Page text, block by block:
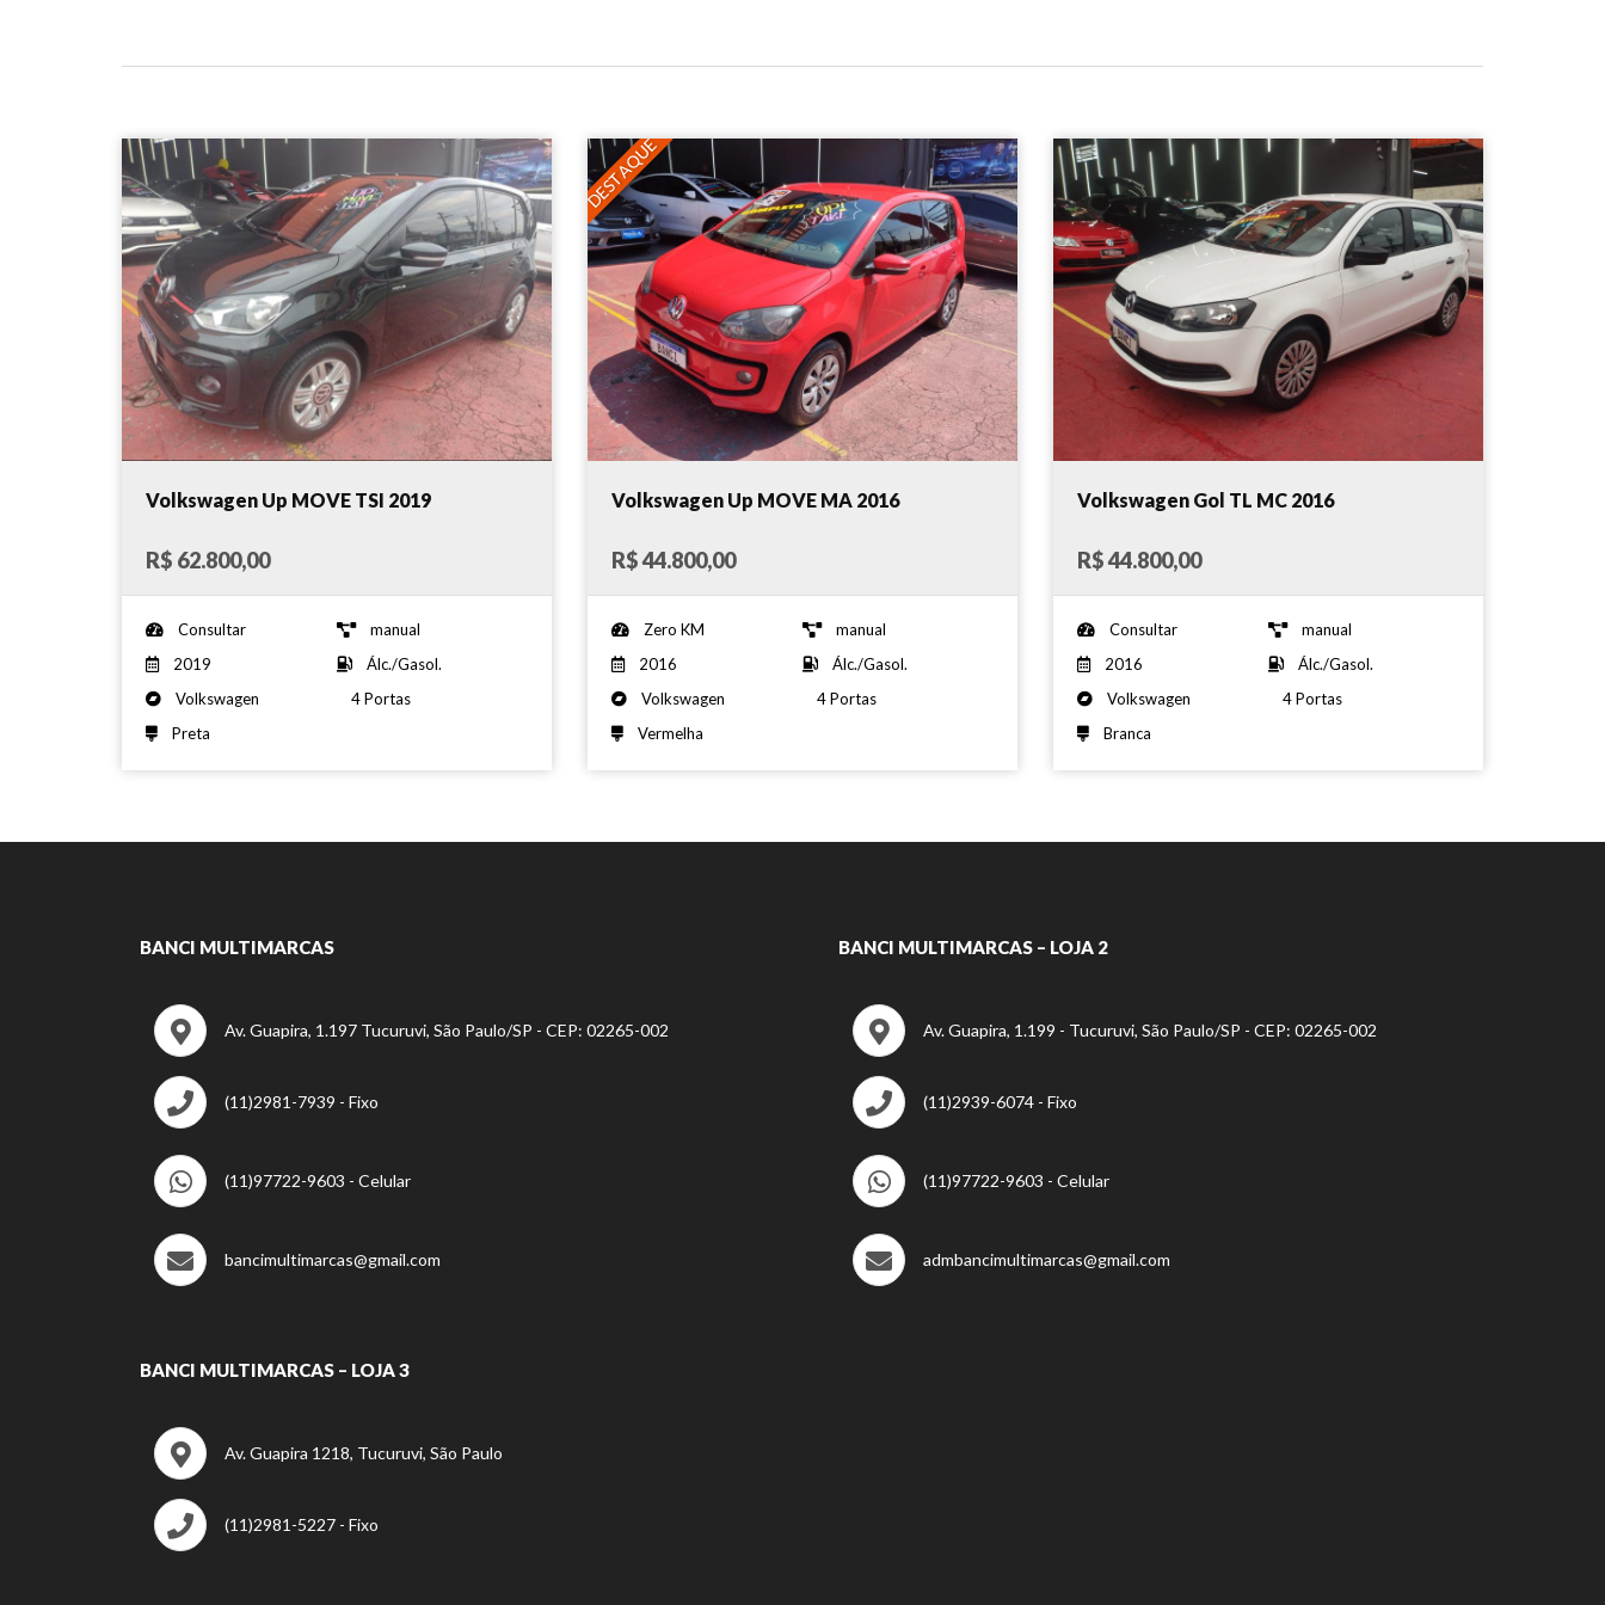
Volkswagen Up MOVE TSI 2019
R$ 62.800,00
Consultar
manual
2019
Álc./Gasol.
Volkswagen
4 Portas
Preta
DESTAQUE
Volkswagen Up MOVE MA 2016
R$ 44.800,00
Zero KM
manual
2016
Álc./Gasol.
Volkswagen
4 Portas
Vermelha
Volkswagen Gol TL MC 2016
R$ 44.800,00
Consultar
manual
2016
Álc./Gasol.
Volkswagen
4 Portas
Branca
BANCI MULTIMARCAS
Av. Guapira, 1.197 Tucuruvi, São Paulo/SP - CEP: 02265-002
(11)2981-7939 - Fixo
(11)97722-9603 - Celular
bancimultimarcas@gmail.com
BANCI MULTIMARCAS – LOJA 2
Av. Guapira, 1.199 - Tucuruvi, São Paulo/SP - CEP: 02265-002
(11)2939-6074 - Fixo
(11)97722-9603 - Celular
admbancimultimarcas@gmail.com
BANCI MULTIMARCAS – LOJA 3
Av. Guapira 1218, Tucuruvi, São Paulo
(11)2981-5227 - Fixo